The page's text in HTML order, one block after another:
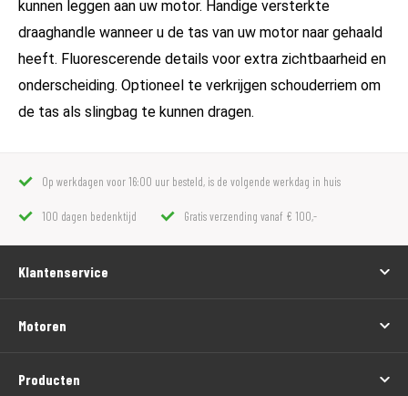
kunnen leggen aan uw motor. Handige versterkte
draaghandle wanneer u de tas van uw motor naar gehaald
heeft. Fluorescerende details voor extra zichtbaarheid en
onderscheiding. Optioneel te verkrijgen schouderriem om
de tas als slingbag te kunnen dragen.
Op werkdagen voor 16:00 uur besteld, is de volgende werkdag in huis
100 dagen bedenktijd Gratis verzending vanaf € 100,-
Klantenservice
Motoren
Producten